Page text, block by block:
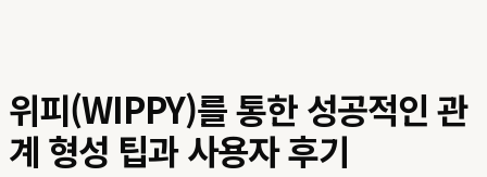
위피(WIPPY)를 통한 성공적인 관
계 형성 팁과 사용자 후기